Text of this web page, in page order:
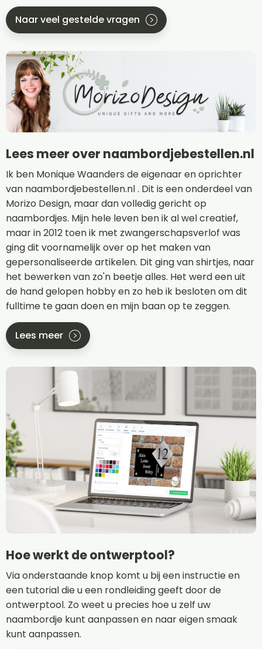
Naar veel gestelde vragen
Lees meer over naambordjebestellen.nl
Ik ben Monique Waanders de eigenaar en oprichter
van naambordjebestellen.nl . Dit is een onderdeel van
Morizo Design, maar dan volledig gericht op
naambordjes. Mijn hele leven ben ik al wel creatief,
maar in 2012 toen ik met zwangerschapsverlof was
ging dit voornamelijk over op het maken van
gepersonaliseerde artikelen. Dit ging van shirtjes, naar
het bewerken van zo'n beetje alles. Het werd een uit
de hand gelopen hobby en zo heb ik besloten om dit
fulltime te gaan doen en mijn baan op te zeggen.
Lees meer
Hoe werkt de ontwerptool?
Via onderstaande knop komt u bij een instructie en
een tutorial die u een rondleiding geeft door de
ontwerptool. Zo weet u precies hoe u zelf uw
naambordje kunt aanpassen en naar eigen smaak
kunt aanpassen.